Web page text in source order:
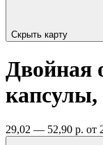
Скрыть карту
Двойная
капсулы,
29,02 — 52,90 р. от